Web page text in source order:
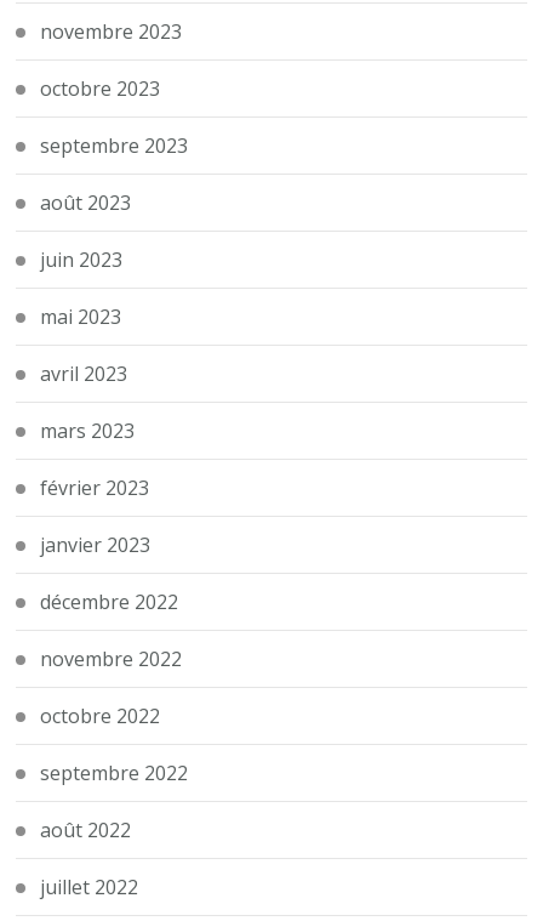
novembre 2023
octobre 2023
septembre 2023
août 2023
juin 2023
mai 2023
avril 2023
mars 2023
février 2023
janvier 2023
décembre 2022
novembre 2022
octobre 2022
septembre 2022
août 2022
juillet 2022